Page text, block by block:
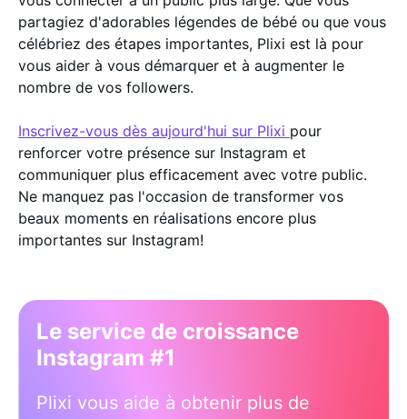
partagiez d'adorables légendes de bébé ou que vous
célébriez des étapes importantes, Plixi est là pour
vous aider à vous démarquer et à augmenter le
nombre de vos followers.
Inscrivez-vous dès aujourd'hui sur Plixi pour
renforcer votre présence sur Instagram et
communiquer plus efficacement avec votre public.
Ne manquez pas l'occasion de transformer vos
beaux moments en réalisations encore plus
importantes sur Instagram!
Le service de croissance
Instagram #1
Plixi vous aide à obtenir plus de